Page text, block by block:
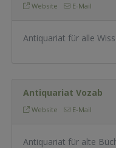
Website E-Mail
Antiquariat für alle
Antiquariat Vozab
Website E-Mail
Antiquariat für alte